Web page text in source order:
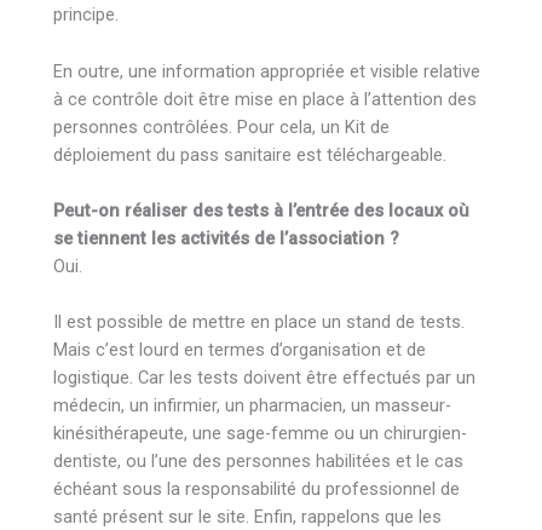
principe.
En outre, une information appropriée et visible relative
à ce contrôle doit être mise en place à l’attention des
personnes contrôlées. Pour cela, un Kit de
déploiement du pass sanitaire est téléchargeable.
Peut-on réaliser des tests à l’entrée des locaux où
se tiennent les activités de l’association ?
Oui.
Il est possible de mettre en place un stand de tests.
Mais c’est lourd en termes d’organisation et de
logistique. Car les tests doivent être effectués par un
médecin, un infirmier, un pharmacien, un masseur-
kinésithérapeute, une sage-femme ou un chirurgien-
dentiste, ou l’une des personnes habilitées et le cas
échéant sous la responsabilité du professionnel de
santé présent sur le site. Enfin, rappelons que les